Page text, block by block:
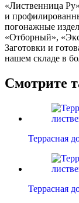
«Лиственница
и
погонажные
«Отборный»,
Заготовки и
нашем складе в
Смотрите
Террасная
Террасная